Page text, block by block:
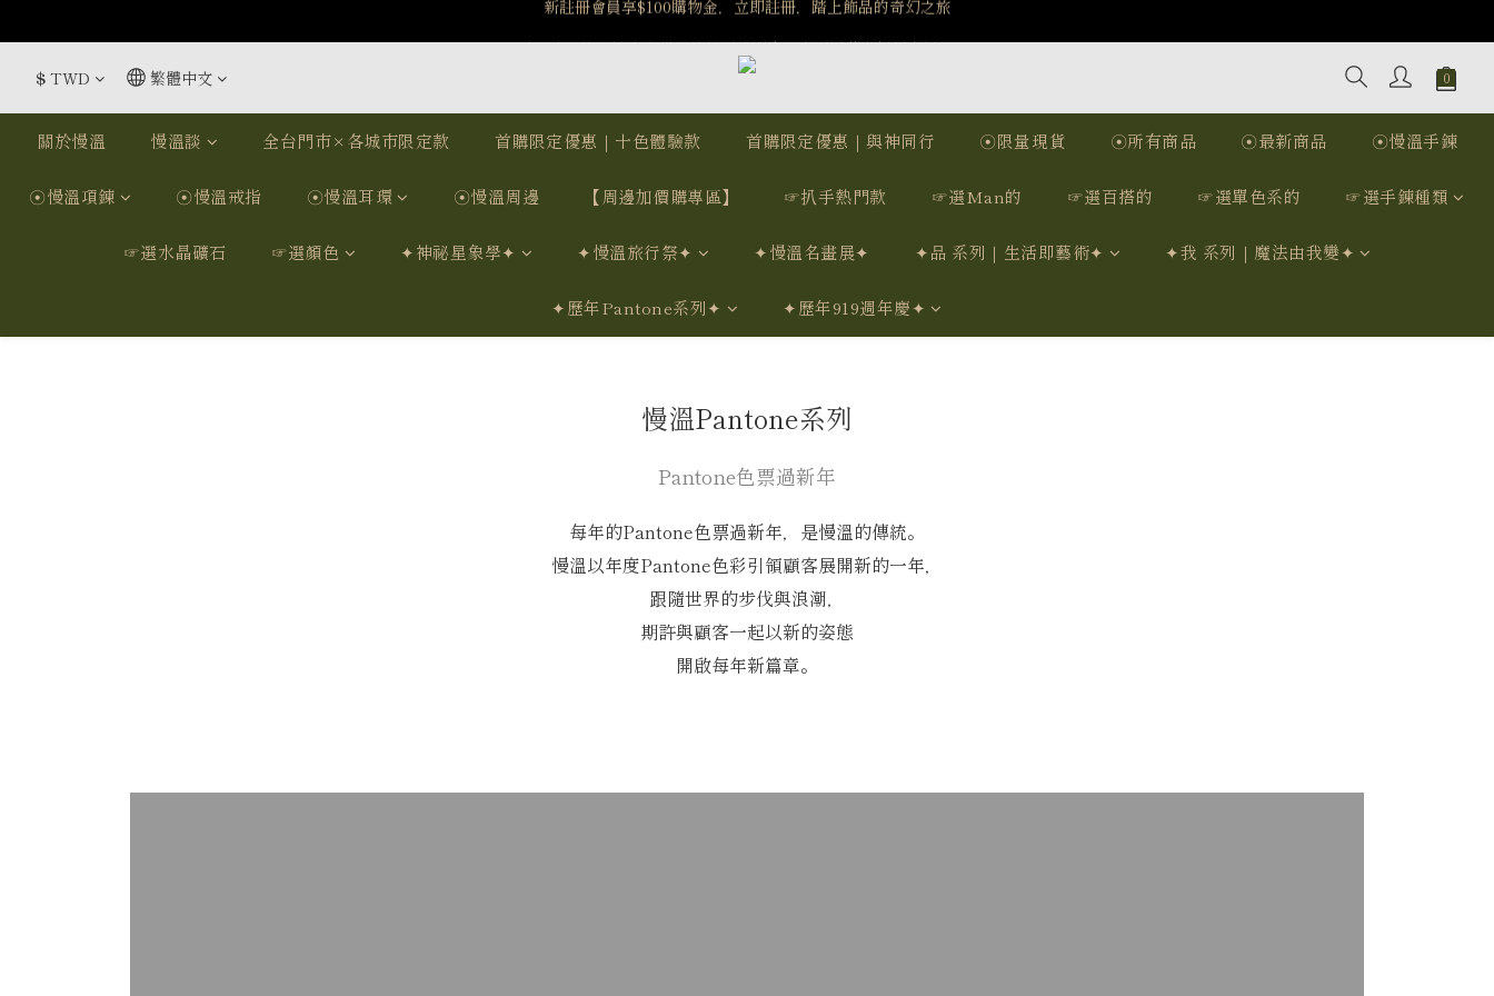
️8/6-8/12 第一波古文明馬拉松正式開跑：烏爾風華套組優惠價$5140
️8/6-8/12 第一波古文明馬拉松正式開跑：烏爾風華套組優惠價$5140
7/15-8/25 神秘星象學系列｜獅子座時區 項鍊 X 戒指 X 手鍊 享福利
️8/6-8/12 第一波古文明馬拉松正式開跑：烏爾風華套組優惠價$5140
$ TWD 繁體中文
關於慢溫 慢溫談 全台門市×各城市限定款 首購限定優惠｜十色體驗款 首購限定優惠｜與神同行 ☉限量現貨 ☉所有商品 ☉最新商品 ☉慢溫手鍊
☉慢溫項鍊 ☉慢溫戒指 ☉慢溫耳環 ☉慢溫周邊 【周邊加價購專區】 ☞扒手熱門款 ☞選Man的 ☞選百搭的 ☞選單色系的 ☞選手鍊種類
☞選水晶礦石 ☞選顏色 ✦神祕星象學✦ ✦慢溫旅行祭✦ ✦慢溫名畫展✦ ✦品 系列｜生活即藝術✦ ✦我 系列｜魔法由我變✦
✦歷年Pantone系列✦ ✦歷年919週年慶✦
慢溫Pantone系列
Pantone色票過新年
每年的Pantone色票過新年，是慢溫的傳統。
慢溫以年度Pantone色彩引領顧客展開新的一年，
跟隨世界的步伐與浪潮，
期許與顧客一起以新的姿態
開啟每年新篇章。